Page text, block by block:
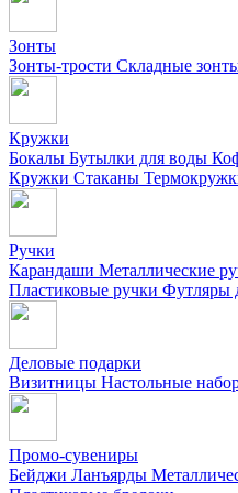
Зонты
Зонты-трости Складные
Кружки
Бокалы Бутылки для воды
Кружки Стаканы
Ручки
Карандаши Металлические
Пластиковые ручки Футляры
Деловые подарки
Визитницы Настольные
Промо-сувениры
Бейджи Ланъярды